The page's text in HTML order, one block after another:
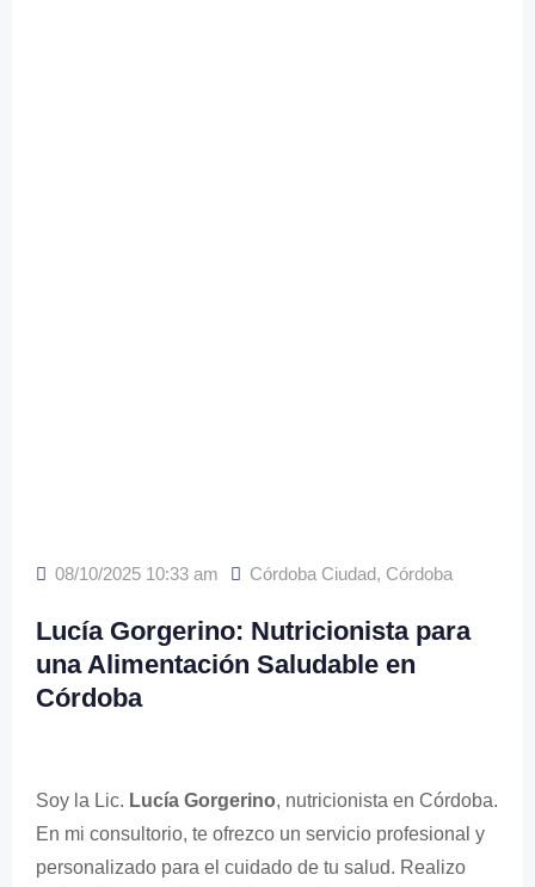
08/10/2025 10:33 am Córdoba Ciudad, Córdoba
Lucía Gorgerino: Nutricionista para
una Alimentación Saludable en
Córdoba
Soy la Lic. Lucía Gorgerino, nutricionista en Córdoba.
En mi consultorio, te ofrezco un servicio profesional y
personalizado para el cuidado de tu salud. Realizo